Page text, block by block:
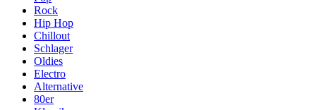
Rock
Hip Hop
Chillout
Schlager
Oldies
Electro
Alternative
80er